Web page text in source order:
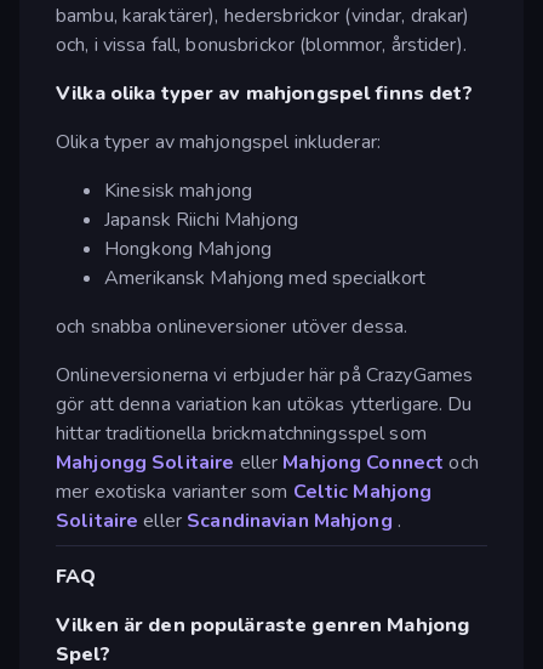
bambu, karaktärer), hedersbrickor (vindar, drakar)
och, i vissa fall, bonusbrickor (blommor, årstider).
Vilka olika typer av mahjongspel finns det?
Olika typer av mahjongspel inkluderar:
Kinesisk mahjong
Japansk Riichi Mahjong
Hongkong Mahjong
Amerikansk Mahjong med specialkort
och snabba onlineversioner utöver dessa.
Onlineversionerna vi erbjuder här på CrazyGames
gör att denna variation kan utökas ytterligare. Du
hittar traditionella brickmatchningsspel som
Mahjongg Solitaire eller Mahjong Connect och
mer exotiska varianter som Celtic Mahjong
Solitaire eller Scandinavian Mahjong .
FAQ
Vilken är den populäraste genren Mahjong
Spel?